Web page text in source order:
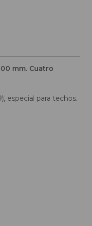
mm. Cuatro
especial para techos.